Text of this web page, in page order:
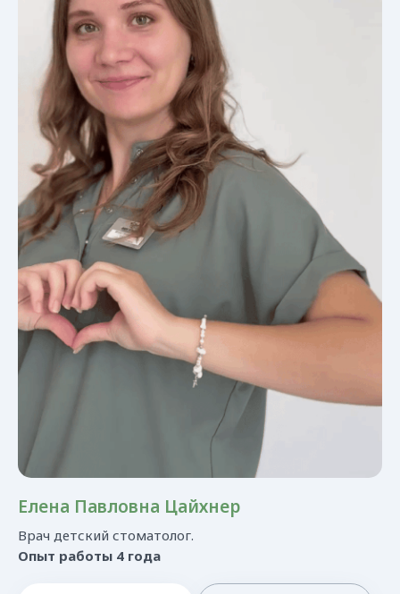
Елена Павловна Цайхнер
Врач детский стоматолог.
Опыт работы 4 года
Мы находимся в Немецкой деревне, в торговом
центре с бесплатной парковкой на 300 мест, вход
с торца справа
Построить маршрут